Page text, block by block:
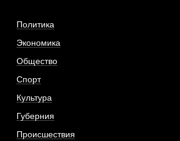
Политика
Экономика
Общество
Спорт
Культура
Губерния
Происшествия